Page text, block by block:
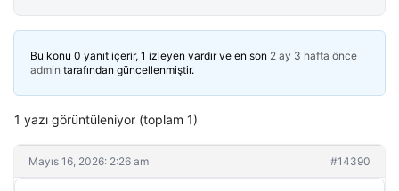
Bu konu 0 yanıt içerir, 1 izleyen vardır ve en son 2 ay 3 hafta önce
admin tarafından güncellenmiştir.
1 yazı görüntüleniyor (toplam 1)
Mayıs 16, 2026: 2:26 am #14390